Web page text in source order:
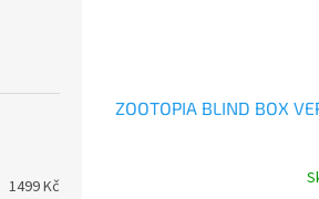
1499Kč
ZOOTOPIA BLIND BOX